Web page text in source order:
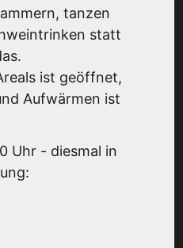
tanzen
statt
ist geöffnet,
Aufwärmen ist
Uhr - diesmal in